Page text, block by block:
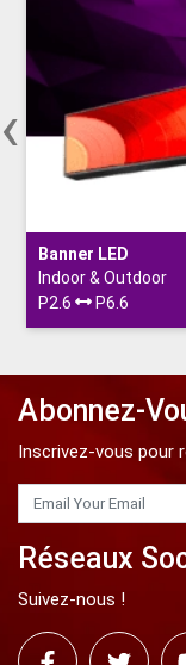
Types d'entrée pris
Prêt pour la 3D
Calibration
Durée de vie (50% de
Plage d'humidité de
Certification
Options disponibles
Compatibilité
Banner LED
Indoor & Outdoor
P2.6
P6.6
‹
Abonnez-
Inscrivez-vous pour
Réseaux
Suivez-nous !